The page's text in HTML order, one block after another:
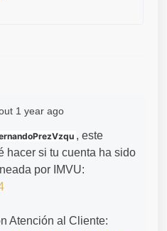
1 year ago
, este
hacer si tu cuenta ha sido
por IMVU:
Atención al Cliente: